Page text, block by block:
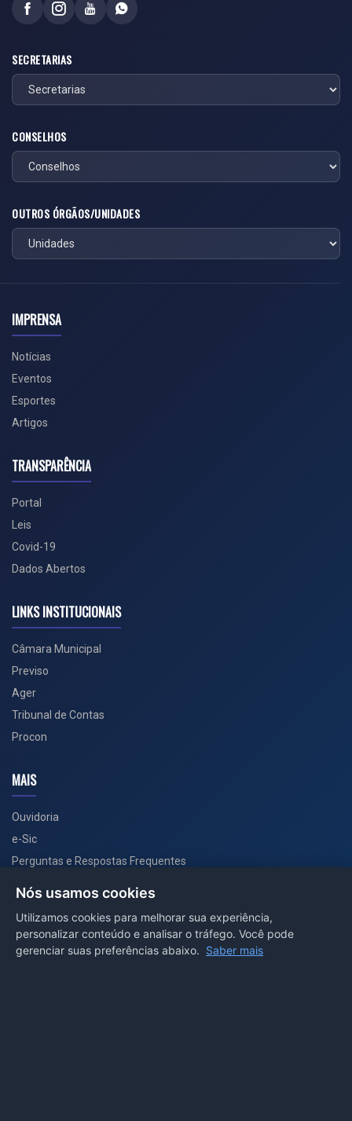
SECRETARIAS
CONSELHOS
OUTROS ÓRGÃOS/UNIDADES
IMPRENSA
Notícias
Eventos
Esportes
Artigos
TRANSPARÊNCIA
Portal
Leis
Covid-19
Dados Abertos
LINKS INSTITUCIONAIS
Câmara Municipal
Previso
Ager
Tribunal de Contas
Procon
MAIS
Ouvidoria
e-Sic
Perguntas e Respostas Frequentes
PORTAL COVID-19
Nós usamos cookies
Utilizamos cookies para melhorar sua experiência,
personalizar conteúdo e analisar o tráfego. Você pode
gerenciar suas preferências abaixo. Saber mais